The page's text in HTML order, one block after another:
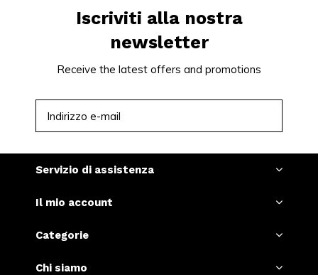
Iscriviti alla nostra
newsletter
Receive the latest offers and promotions
Servizio di assistenza
Il mio account
Categorie
Chi siamo